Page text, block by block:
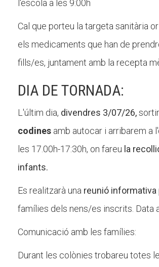
l'escola a les 9:00h
Cal que porteu la targeta sanitària
els medicaments que han de
fills/es, juntament amb la recepta
DIA DE TORNADA:
L'últim dia, divendres 3/07/26,
codines amb autocar i arribarem a
les 17.00h-17:30h, on fareu la
infants.
Es realitzarà una reunió informativa
famílies dels nens/es inscrits. Data
Comunicació amb les famílies:
Durant les colònies trobareu totes